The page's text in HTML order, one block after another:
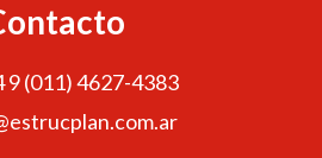
9 (011) 4627-4383